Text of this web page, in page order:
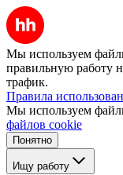
Мы используем
правильную работу
трафик.
Правила
Мы используем
файлов cookie
Понятно
Ищу работу